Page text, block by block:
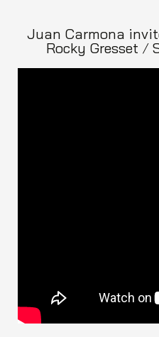
Juan Carmona
Rocky Gresset /